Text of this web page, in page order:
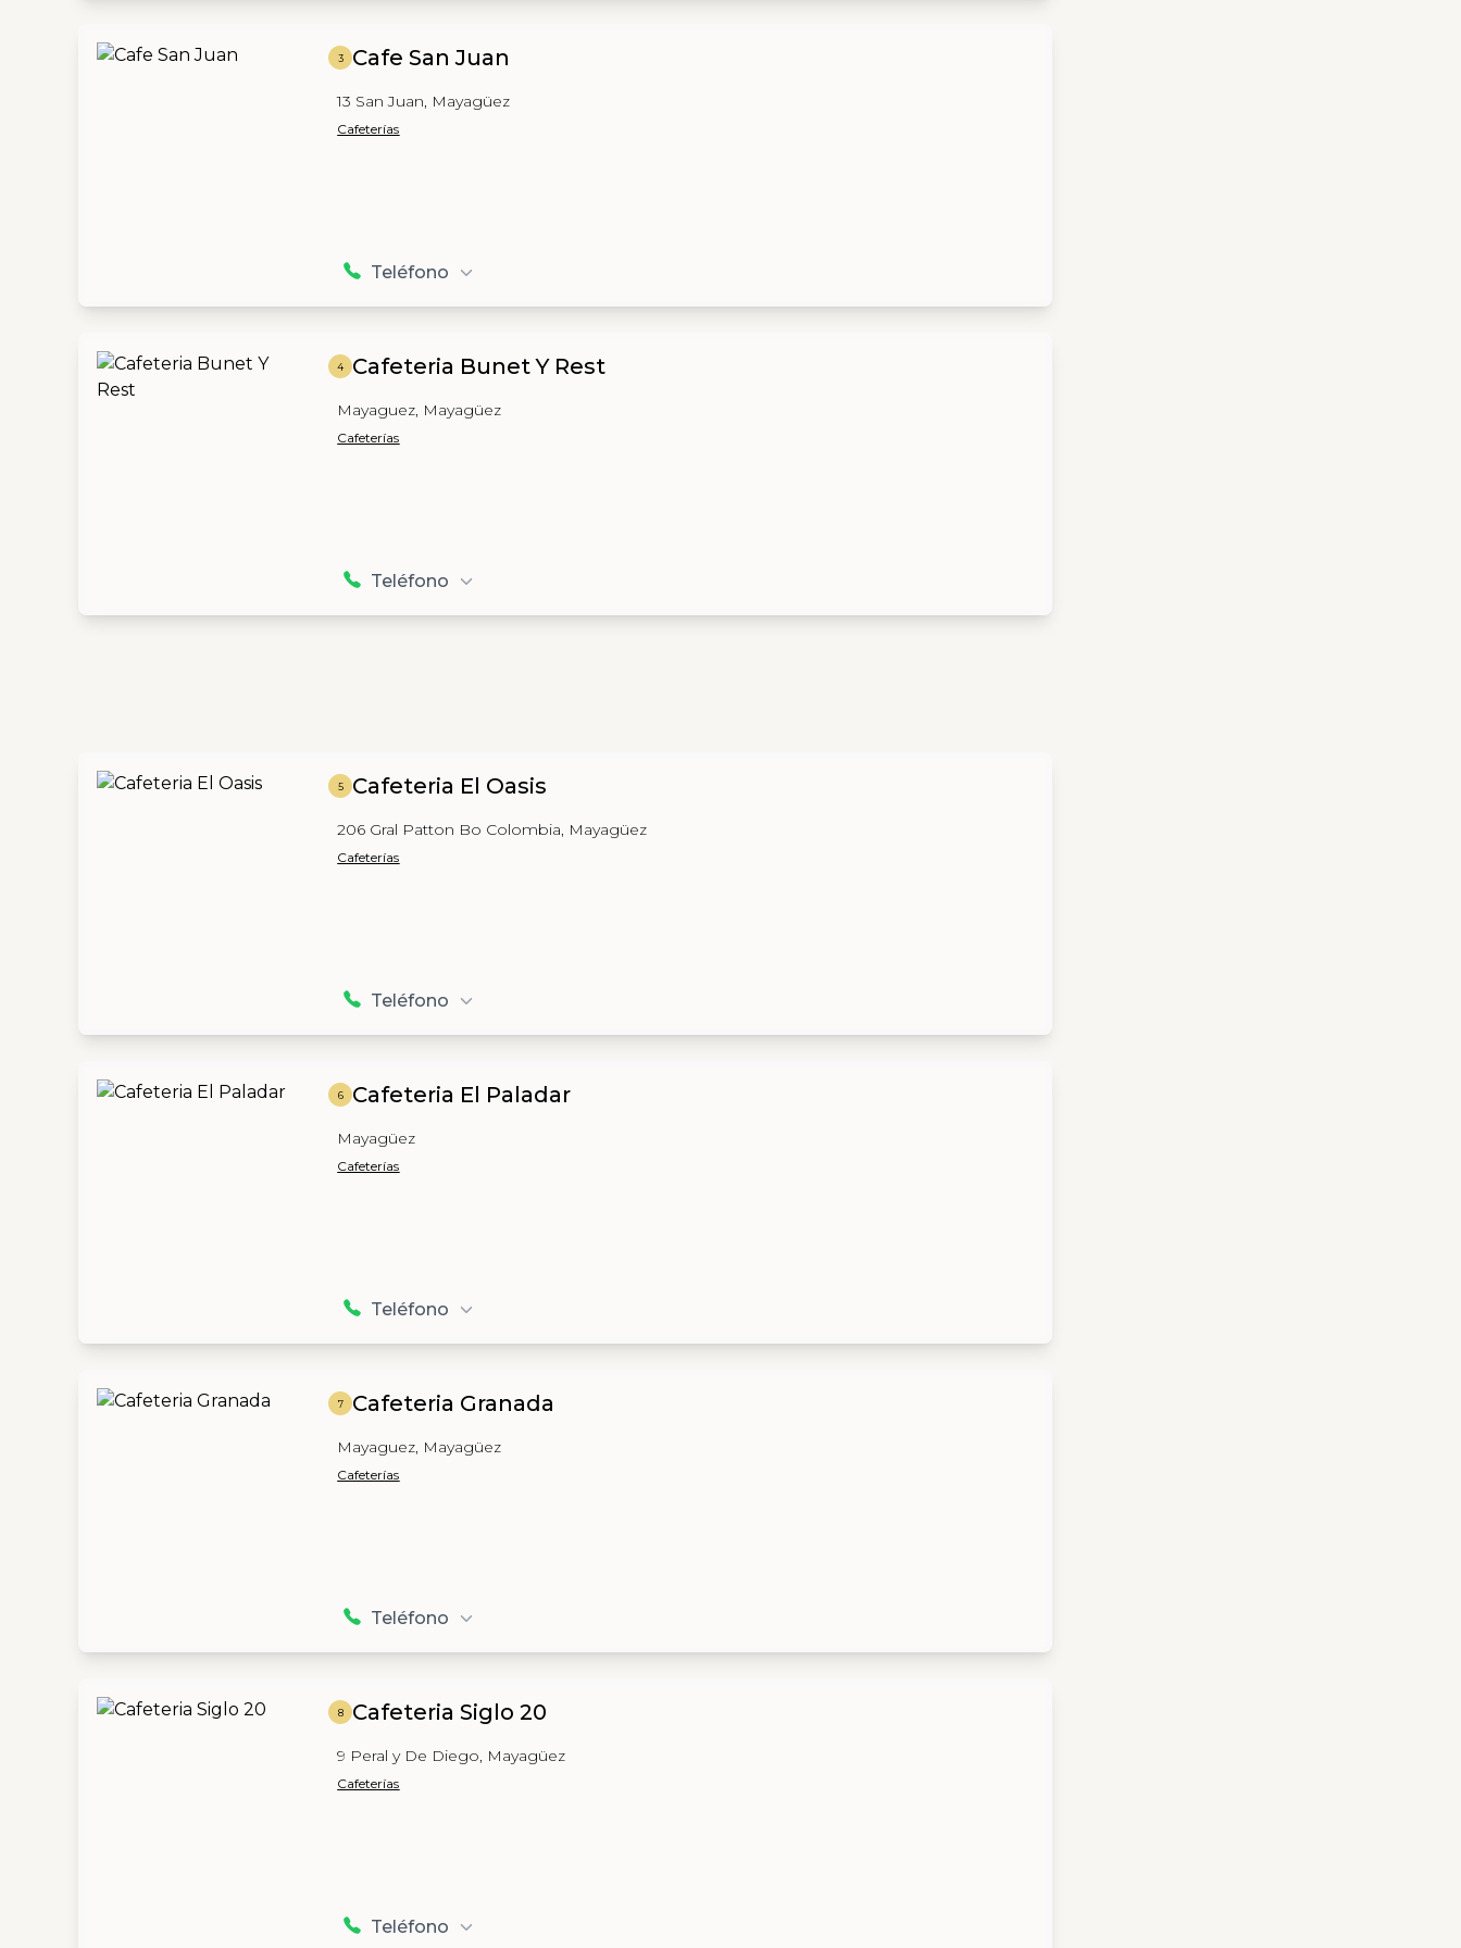
3 Cafe San Juan
13 San Juan, Mayagüez
Cafeterías
Teléfono
4 Cafeteria Bunet Y Rest
Mayaguez, Mayagüez
Cafeterías
Teléfono
5 Cafeteria El Oasis
206 Gral Patton Bo Colombia, Mayagüez
Cafeterías
Teléfono
6 Cafeteria El Paladar
Mayagüez
Cafeterías
Teléfono
7 Cafeteria Granada
Mayaguez, Mayagüez
Cafeterías
Teléfono
8 Cafeteria Siglo 20
9 Peral y De Diego, Mayagüez
Cafeterías
Teléfono